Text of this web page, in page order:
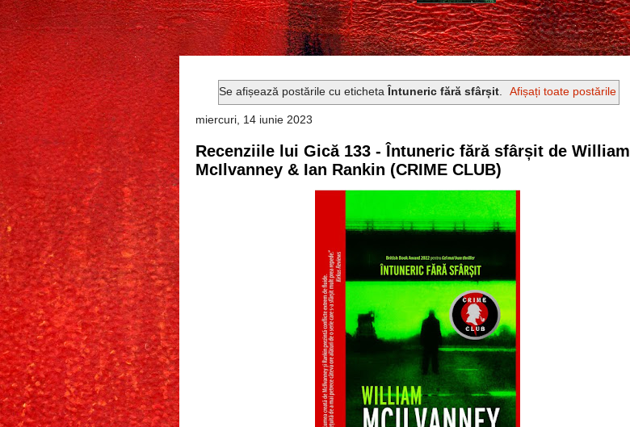
Se afișează postările cu eticheta Întuneric fără sfârșit. Afișați toate postările
miercuri, 14 iunie 2023
Recenziile lui Gică 133 - Întuneric fără sfârșit de William
McIlvanney & Ian Rankin (CRIME CLUB)